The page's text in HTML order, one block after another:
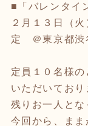
■「バレンタイ
２月１３日（
定 ＠東京都渋
定員１０名様
いただいており
残りお一人とな
今回から、ま